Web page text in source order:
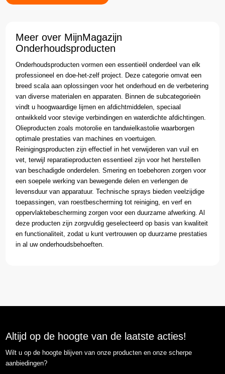
Meer over MijnMagazijn
Onderhoudsproducten
Onderhoudsproducten vormen een essentieël onderdeel van elk
professioneel en doe-het-zelf project. Deze categorie omvat een
breed scala aan oplossingen voor het onderhoud en de verbetering
van diverse materialen en apparaten. Binnen de subcategorieën
vindt u hoogwaardige lijmen en afdichtmiddelen, speciaal
ontwikkeld voor stevige verbindingen en waterdichte afdichtingen.
Olieproducten zoals motorolie en tandwielkastolie waarborgen
optimale prestaties van machines en voertuigen.
Reinigingsproducten zijn effectief in het verwijderen van vuil en
vet, terwijl reparatieproducten essentieel zijn voor het herstellen
van beschadigde onderdelen. Smering en toebehoren zorgen voor
een soepele werking van bewegende delen en verlengen de
levensduur van apparatuur. Technische sprays bieden veelzijdige
toepassingen, van roestbescherming tot reiniging, en verf en
oppervlaktebescherming zorgen voor een duurzame afwerking. Al
deze producten zijn zorgvuldig geselecteerd op basis van kwaliteit
en functionaliteit, zodat u kunt vertrouwen op duurzame prestaties
in al uw onderhoudsbehoeften.
Altijd op de hoogte van de laatste acties!
Wilt u op de hoogte blijven van onze producten en onze scherpe
aanbiedingen?